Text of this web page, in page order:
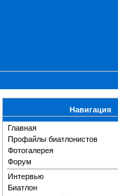
Навигация
Главная
Профайлы биатлонистов
Фотогалерея
Форум
Интервью
Биатлон